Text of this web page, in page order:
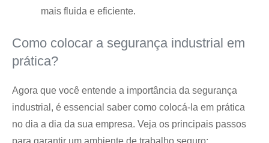
mais fluida e eficiente.
Como colocar a segurança industrial em
prática?
Agora que você entende a importância da segurança
industrial, é essencial saber como colocá-la em prática
no dia a dia da sua empresa. Veja os principais passos
para garantir um ambiente de trabalho seguro: